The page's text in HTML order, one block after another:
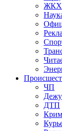
ЖКХ
ЧП
ДТП